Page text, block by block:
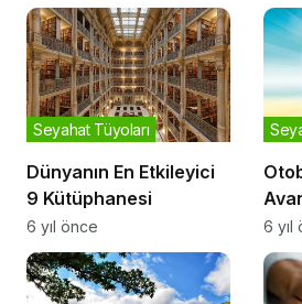
Dünyanın En Etkileyici
9 Kütüphanesi
Seyahat Tüyoları
6 yıl önce 6 yıl